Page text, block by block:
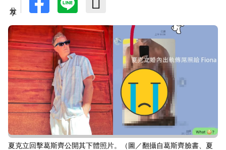
夏克立回擊葛斯齊公開其下體照片。（圖／翻攝自葛斯齊臉書、夏